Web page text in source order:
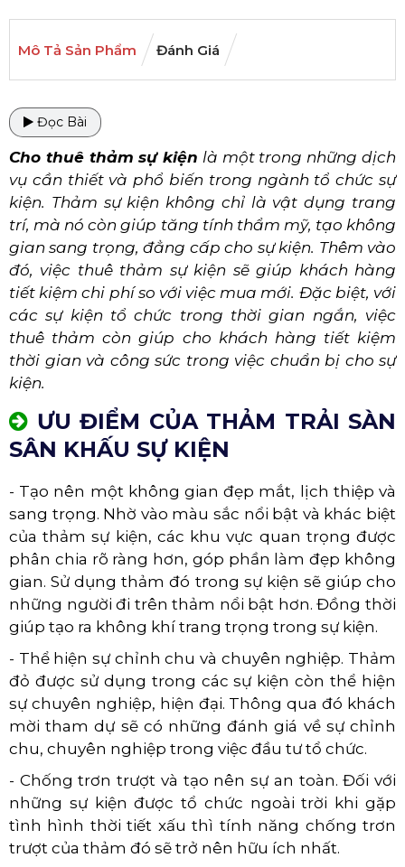
Mô Tả Sản Phẩm Đánh Giá
Đọc Bài
Cho thuê thảm sự kiện là một trong những dịch
vụ cần thiết và phổ biến trong ngành tổ chức sự
kiện. Thảm sự kiện không chỉ là vật dụng trang
trí, mà nó còn giúp tăng tính thẩm mỹ, tạo không
gian sang trọng, đẳng cấp cho sự kiện. Thêm vào
đó, việc thuê thảm sự kiện sẽ giúp khách hàng
tiết kiệm chi phí so với việc mua mới. Đặc biệt, với
các sự kiện tổ chức trong thời gian ngắn, việc
thuê thảm còn giúp cho khách hàng tiết kiệm
thời gian và công sức trong việc chuẩn bị cho sự
kiện.
ƯU ĐIỂM CỦA THẢM TRẢI SÀN
SÂN KHẤU SỰ KIỆN
- Tạo nên một không gian đẹp mắt, lịch thiệp và
sang trọng. Nhờ vào màu sắc nổi bật và khác biệt
của thảm sự kiện, các khu vực quan trọng được
phân chia rõ ràng hơn, góp phần làm đẹp không
gian. Sử dụng thảm đó trong sự kiện sẽ giúp cho
những người đi trên thảm nổi bật hơn. Đồng thời
giúp tạo ra không khí trang trọng trong sự kiện.
- Thể hiện sự chỉnh chu và chuyên nghiệp. Thảm
đỏ được sử dụng trong các sự kiện còn thể hiện
sự chuyên nghiệp, hiện đại. Thông qua đó khách
mời tham dự sẽ có những đánh giá về sự chỉnh
chu, chuyên nghiệp trong việc đầu tư tổ chức.
- Chống trơn trượt và tạo nên sự an toàn. Đối với
những sự kiện được tổ chức ngoài trời khi gặp
tình hình thời tiết xấu thì tính năng chống trơn
trượt của thảm đó sẽ trở nên hữu ích nhất.